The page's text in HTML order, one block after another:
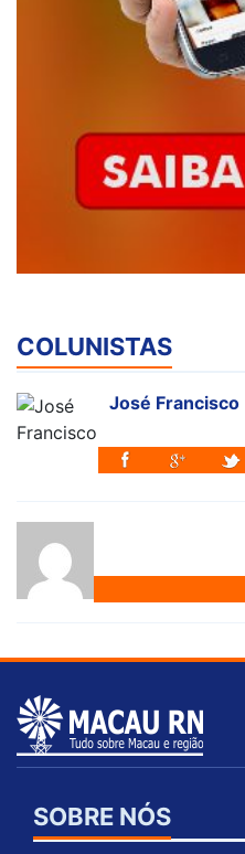
COLUNISTAS
José Francisco
SOBRE NÓS